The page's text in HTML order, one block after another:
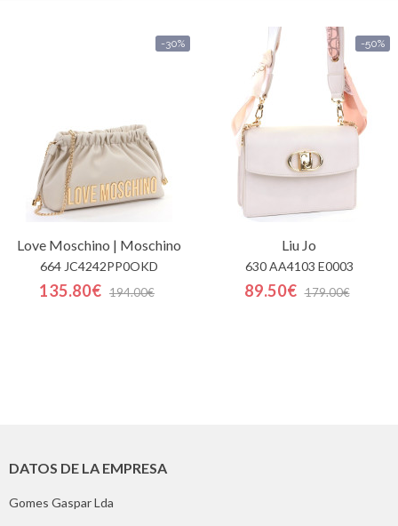
-30%
Love Moschino | Moschino
664 JC4242PP0OKD
135.80€ 194.00€
-50%
Liu Jo
630 AA4103 E0003
89.50€ 179.00€
DATOS DE LA EMPRESA
Gomes Gaspar Lda